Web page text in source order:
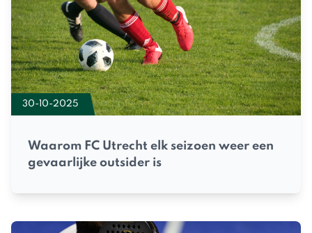
30-10-2025
Waarom FC Utrecht elk seizoen weer een
gevaarlijke outsider is